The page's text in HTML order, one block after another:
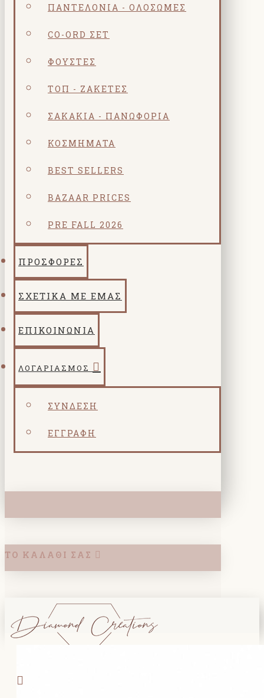
ΠΑΝΤΕΛΌΝΙΑ - ΟΛΌΣΩΜΕΣ
CO-ORD ΣΕΤ
ΦΟΎΣΤΕΣ
ΤΟΠ - ΖΑΚΈΤΕΣ
ΣΑΚΆΚΙΑ - ΠΑΝΩΦΌΡΙΑ
ΚΟΣΜΗΜΑΤΑ
BEST SELLERS
BAZAAR PRICES
PRE FALL 2026
ΠΡΟΣΦΟΡΕΣ
ΣΧΕΤΙΚΑ ΜΕ ΕΜΑΣ
ΕΠΙΚΟΙΝΩΝΙΑ
ΛΟΓΑΡΙΑΣΜΌΣ
ΣΎΝΔΕΣΗ
ΕΓΓΡΑΦΉ
ΤΟ ΚΑΛΆΘΙ ΣΑΣ